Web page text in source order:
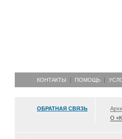
КОНТАКТЫ ПОМОЩЬ
ОБРАТНАЯ СВЯЗЬ
О